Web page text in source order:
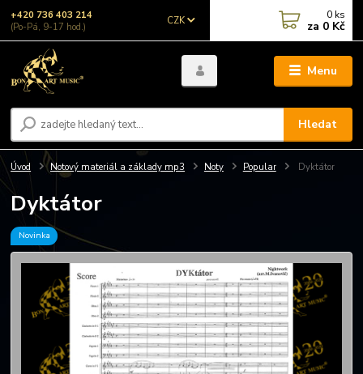
Menu
CZK
Hledat
+420 736 403 214
(Po-Pá, 9-17 hod.)
0 ks
za 0 Kč
Úvod Notový materiál a základy mp3 Noty Popular Dyktátor
Dyktátor
Novinka